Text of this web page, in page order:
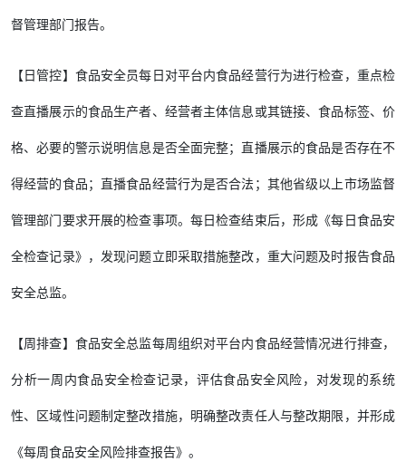
督管理部门报告。
【日管控】食品安全员每日对平台内食品经营行为进行检查，重点检
查直播展示的食品生产者、经营者主体信息或其链接、食品标签、价
格、必要的警示说明信息是否全面完整；直播展示的食品是否存在不
得经营的食品；直播食品经营行为是否合法；其他省级以上市场监督
管理部门要求开展的检查事项。每日检查结束后，形成《每日食品安
全检查记录》，发现问题立即采取措施整改，重大问题及时报告食品
安全总监。
【周排查】食品安全总监每周组织对平台内食品经营情况进行排查，
分析一周内食品安全检查记录，评估食品安全风险，对发现的系统
性、区域性问题制定整改措施，明确整改责任人与整改期限，并形成
《每周食品安全风险排查报告》。